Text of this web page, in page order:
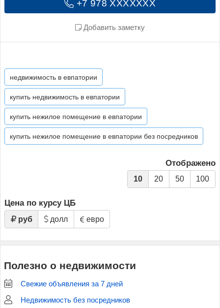
+7 978 XXXXXXX
Добавить заметку
недвижимость в евпатории
купить недвижимость в евпатории
купить нежилое помещение в евпатории
купить нежилое помещение в евпатории без посредников
Отображено
10 20 50 100
Цена по курсу ЦБ
руб долл евро
Полезно о недвижимости
Свежие объявления за 7 дней
Недвижимость без посредников